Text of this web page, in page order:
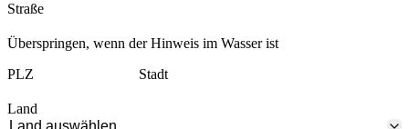
Straße
Überspringen, wenn der Hinweis im Wasser ist
PLZ
Stadt
Land